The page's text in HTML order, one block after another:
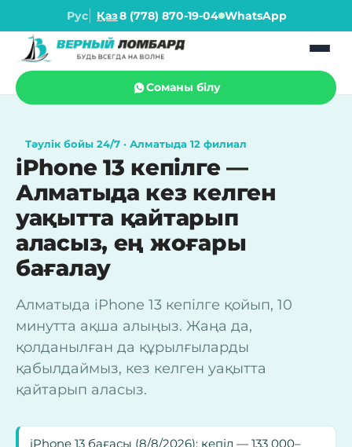
Рус Қаз8 (778) 870-19-04 WhatsApp
Соманы білу
Тәулік бойы 24/7 · Алматыда 12 филиал
iPhone 13 кепілге —
Алматыда кез келген
уақытта қайтарып
аласыз, ең жоғары
бағалау
Алматыда iPhone 13 кепілге қойып, 10
минутта ақша алыңыз. Жаңа да,
қолданылған да құрылғыларды
қабылдаймыз, кез келген уақытта
қайтарып аласыз.
iPhone 13 бағасы (8/8/2026): кепіл — 133 000–